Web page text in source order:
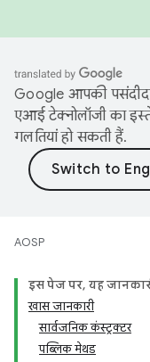
Google आपकी
एआई टेक्नोलॉजी का
गलतियां हो सकती हैं.
AOSP
इस पेज पर, यह
खास जानकारी
सार्वजनिक कंस्ट्रक्टर
पब्लिक मेथड